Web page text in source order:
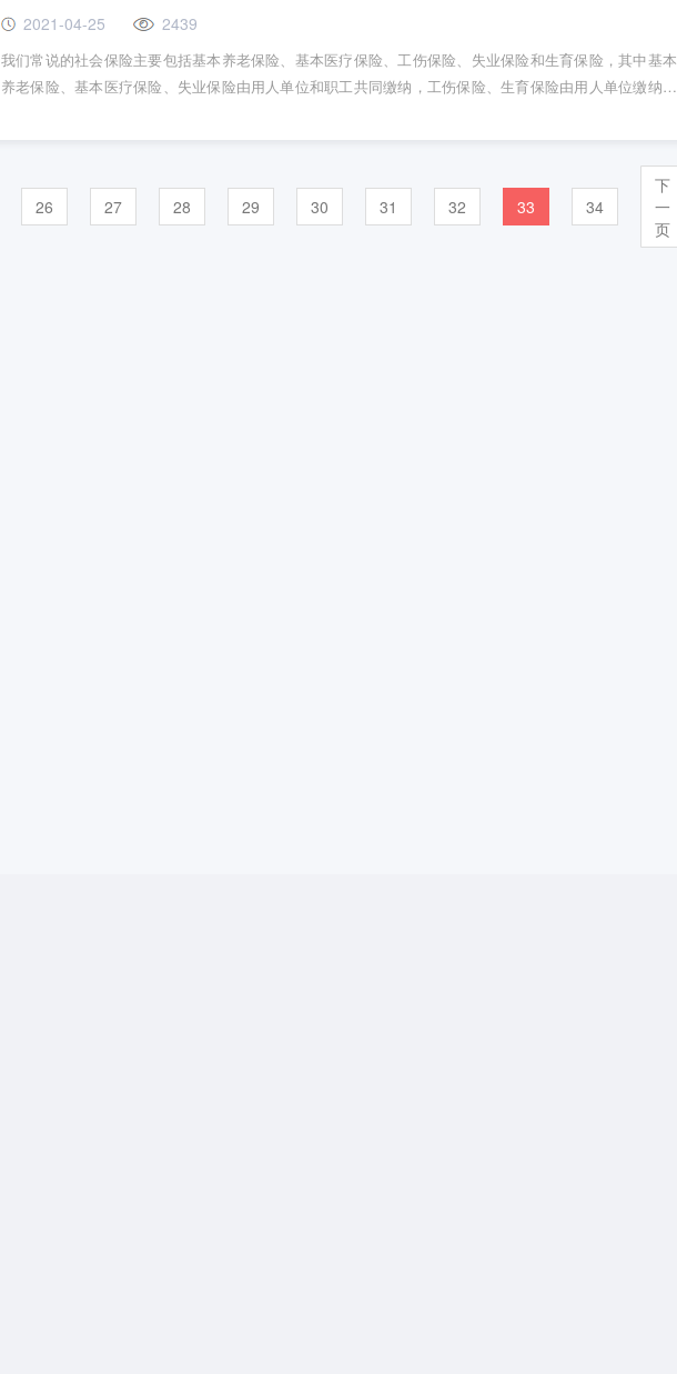
2021-04-25 2439
我们常说的社会保险主要包括基本养老保险、基本医疗保险、工伤保险、失业保险和生育保险，其中基本
养老保险、基本医疗保险、失业保险由用人单位和职工共同缴纳，工伤保险、生育保险由用人单位缴纳，
26 27 28 29 30 31 32 33 34
下
一
页